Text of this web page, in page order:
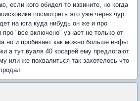
если кого обидел то извините, но когда
посмотреть это уже через чур.
на юга куда нибудь он же и про
"все включено" узнает не только от
но и пробивает как можно больше инфы
а тут вуаля 40 косарей ему предлогают
или же похвалиться так захотелось что